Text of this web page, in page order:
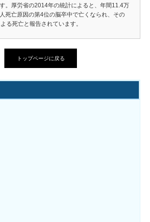
。厚労省の2014年の統計によると、年間11.4万
死亡原因の第4位の脳卒中で亡くなられ、その
る死亡と報告されています。
トップページに戻る